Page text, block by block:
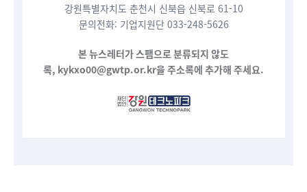
강원특별자치도 춘천시 신북읍 신북로 61-10
문의전화: 기업지원단 033-248-5626
본 뉴스레터가 스팸으로 분류되지 않도
록, kykxo00@gwtp.or.kr을 주소록에 추가해 주세요.